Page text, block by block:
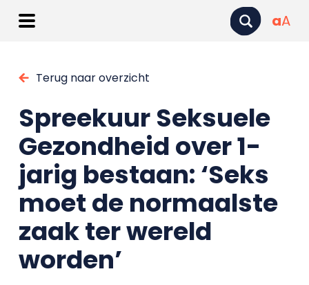
aA
Terug naar overzicht
Spreekuur Seksuele
Gezondheid over 1-
jarig bestaan: ‘Seks
moet de normaalste
zaak ter wereld
worden’